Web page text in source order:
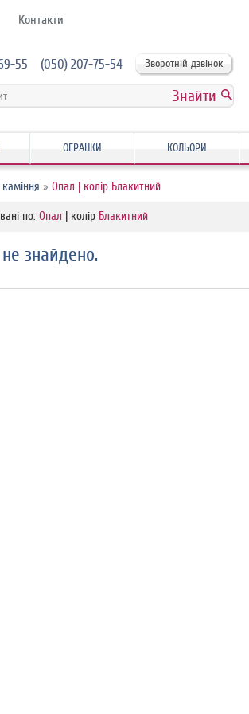
Контакти
55 (050) 207-75-54 Зворотній дзвінок
ОГРАНКИ КОЛЬОРИ
» Опал | колір Блакитний
по: Опал | колір Блакитний
не знайдено.